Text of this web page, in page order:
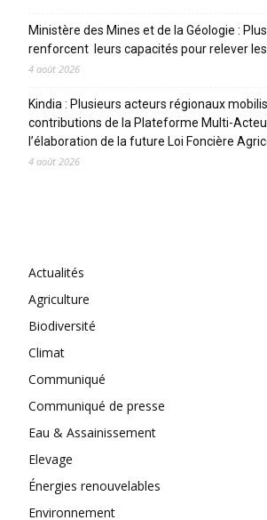
Ministère des Mines et de la Géologie :
renforcent leurs capacités pour relever
4 août 2026
Kindia : Plusieurs acteurs régionaux
contributions de la Plateforme Multi-
l’élaboration de la future Loi Foncière
4 août 2026
Actualités
Agriculture
Biodiversité
Climat
Communiqué
Communiqué de presse
Eau & Assainissement
Elevage
Énergies renouvelables
Environnement